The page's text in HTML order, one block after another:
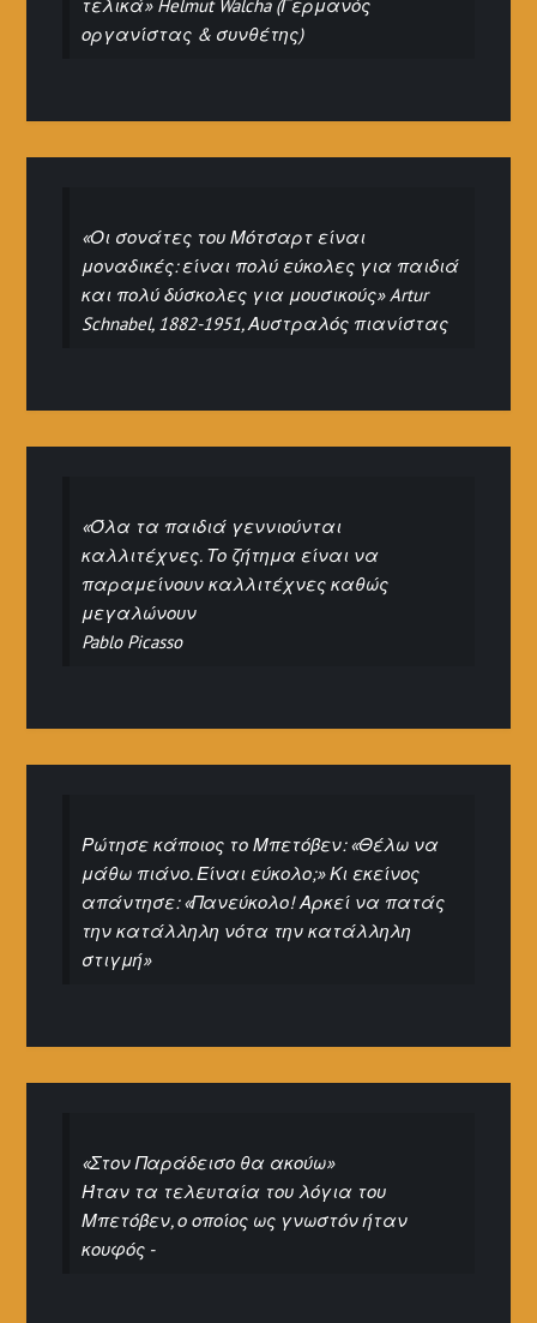
τελικά» Helmut Walcha (Γερμανός
οργανίστας & συνθέτης)
«Οι σονάτες του Μότσαρτ είναι
μοναδικές: είναι πολύ εύκολες για παιδιά
και πολύ δύσκολες για μουσικούς» Artur
Schnabel, 1882-1951, Αυστραλός πιανίστας
«Όλα τα παιδιά γεννιούνται
καλλιτέχνες. Το ζήτημα είναι να
παραμείνουν καλλιτέχνες καθώς
μεγαλώνουν
Pablo Picasso
Ρώτησε κάποιος το Μπετόβεν: «Θέλω να
μάθω πιάνο. Είναι εύκολο;» Κι εκείνος
απάντησε: «Πανεύκολο! Αρκεί να πατάς
την κατάλληλη νότα την κατάλληλη
στιγμή»
«Στον Παράδεισο θα ακούω»
Ήταν τα τελευταία του λόγια του
Μπετόβεν, ο οποίος ως γνωστόν ήταν
κουφός -